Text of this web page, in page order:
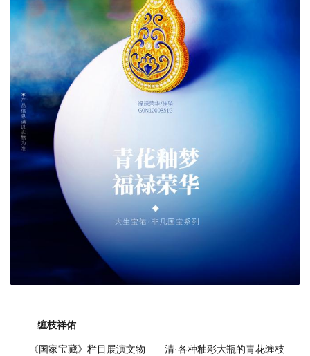
缠枝祥佑
《国家宝藏》栏目展演文物——清·各种釉彩大瓶的青花缠枝